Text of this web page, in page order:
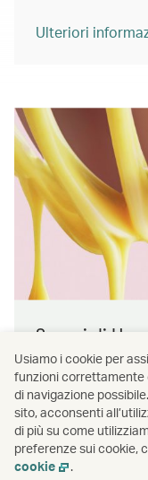
Ulteriori
Sapori di
A bordo di tutti
attenderti snack
Scopri di più
Usiamo i cookie per
funzioni correttamente
di navigazione
sito, acconsenti
di più su come
preferenze sui cookie,
cookie
.